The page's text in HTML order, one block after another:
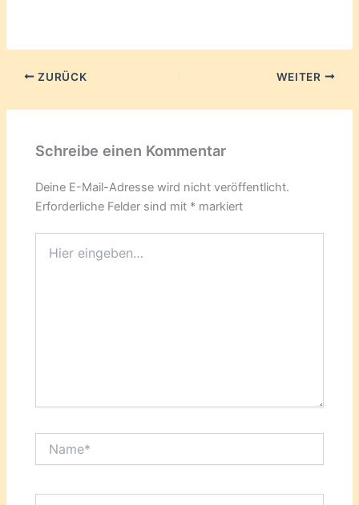
ZURÜCK WEITER
Schreibe einen Kommentar
Deine E-Mail-Adresse wird nicht veröffentlicht.
Erforderliche Felder sind mit * markiert
eingeben…